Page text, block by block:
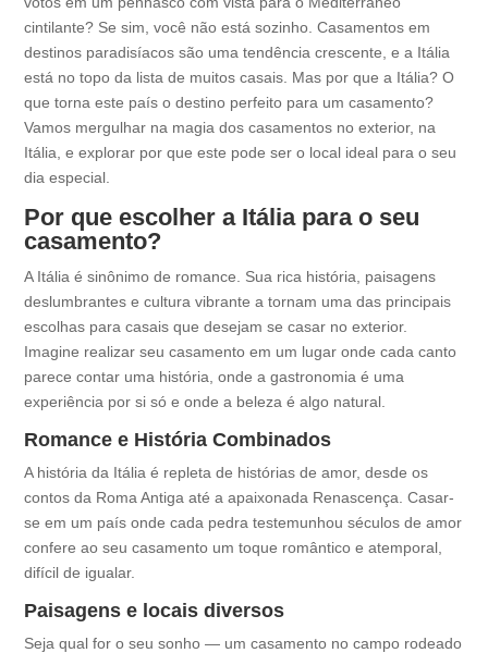
cintilante? Se sim, você não está sozinho. Casamentos em
destinos paradisíacos são uma tendência crescente, e a Itália
está no topo da lista de muitos casais. Mas por que a Itália? O
que torna este país o destino perfeito para um casamento?
Vamos mergulhar na magia dos casamentos no exterior, na
Itália, e explorar por que este pode ser o local ideal para o seu
dia especial.
Por que escolher a Itália para o seu
casamento?
A Itália é sinônimo de romance. Sua rica história, paisagens
deslumbrantes e cultura vibrante a tornam uma das principais
escolhas para casais que desejam se casar no exterior.
Imagine realizar seu casamento em um lugar onde cada canto
parece contar uma história, onde a gastronomia é uma
experiência por si só e onde a beleza é algo natural.
Romance e História Combinados
A história da Itália é repleta de histórias de amor, desde os
contos da Roma Antiga até a apaixonada Renascença. Casar-
se em um país onde cada pedra testemunhou séculos de amor
confere ao seu casamento um toque romântico e atemporal,
difícil de igualar.
Paisagens e locais diversos
Seja qual for o seu sonho — um casamento no campo rodeado